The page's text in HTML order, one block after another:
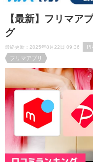
【最新】フリマア
グ
最終更新：2025年8月22日 09:36
PR
フリマアプリ